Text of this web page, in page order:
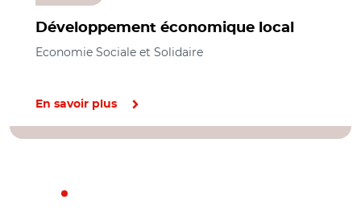
Développement économique local
Economie Sociale et Solidaire
En savoir plus